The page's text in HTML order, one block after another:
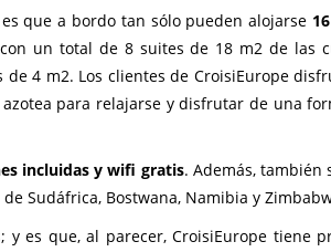
que a bordo tan sólo pueden alojarse
un total de 8 suites de 18 m2 de las
4 m2. Los clientes de CroisiEurope
para relajarse y disfrutar de una
incluidas y wifi gratis. Además, también
Sudáfrica, Bostwana, Namibia y
es que, al parecer, CroisiEurope tiene